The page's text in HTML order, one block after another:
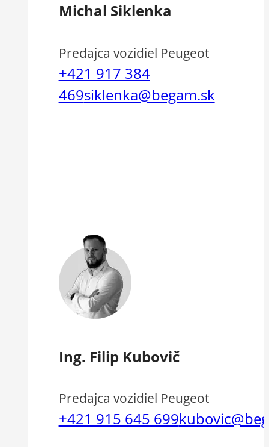
Michal Siklenka
Predajca vozidiel Peugeot
+421 917 384
469siklenka@begam.sk
Ing. Filip Kubovič
Predajca vozidiel Peugeot
+421 915 645 699